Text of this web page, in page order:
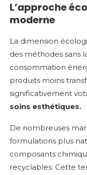
L’approche
moderne
La dimension
des méthodes sans
consommation
produits moins
significativement
soins esthétiques.
De nombreuses
formulations plus
composants
recyclables. Cette